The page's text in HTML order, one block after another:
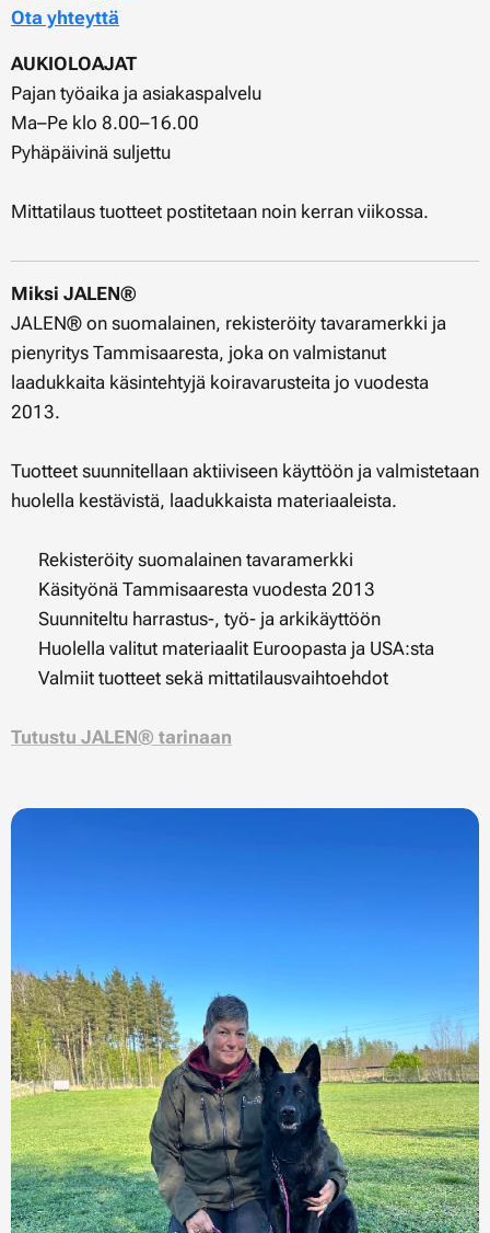
Ota yhteyttä
AUKIOLOAJAT
Pajan työaika ja asiakaspalvelu
Ma–Pe klo 8.00–16.00
Pyhäpäivinä suljettu
Mittatilaus tuotteet postitetaan noin kerran viikossa.
Miksi JALEN®
JALEN® on suomalainen, rekisteröity tavaramerkki ja
pienyritys Tammisaaresta, joka on valmistanut
laadukkaita käsintehtyjä koiravarusteita jo vuodesta
2013.
Tuotteet suunnitellaan aktiiviseen käyttöön ja valmistetaan
huolella kestävistä, laadukkaista materiaaleista.
✔ Rekisteröity suomalainen tavaramerkki
✔ Käsityönä Tammisaaresta vuodesta 2013
✔ Suunniteltu harrastus-, työ- ja arkikäyttöön
✔ Huolella valitut materiaalit Euroopasta ja USA:sta
✔ Valmiit tuotteet sekä mittatilausvaihtoehdot
Tutustu JALEN® tarinaan